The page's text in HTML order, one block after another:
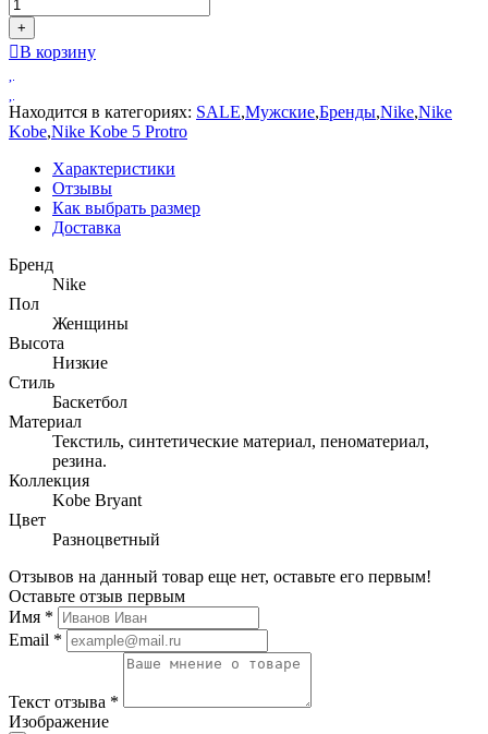
+
В корзину
Находится в категориях: SALE,Мужские,Бренды,Nike,Nike
Kobe,Nike Kobe 5 Protro
Характеристики
Отзывы
Как выбрать размер
Доставка
Бренд
Nike
Пол
Женщины
Высота
Низкие
Стиль
Баскетбол
Материал
Текстиль, синтетические материал, пеноматериал,
резина.
Коллекция
Kobe Bryant
Цвет
Разноцветный
Отзывов на данный товар еще нет, оставьте его первым!
Оставьте отзыв первым
Имя *
Email *
Текст отзыва *
Изображение